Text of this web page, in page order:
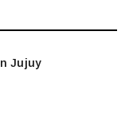
Jujuy